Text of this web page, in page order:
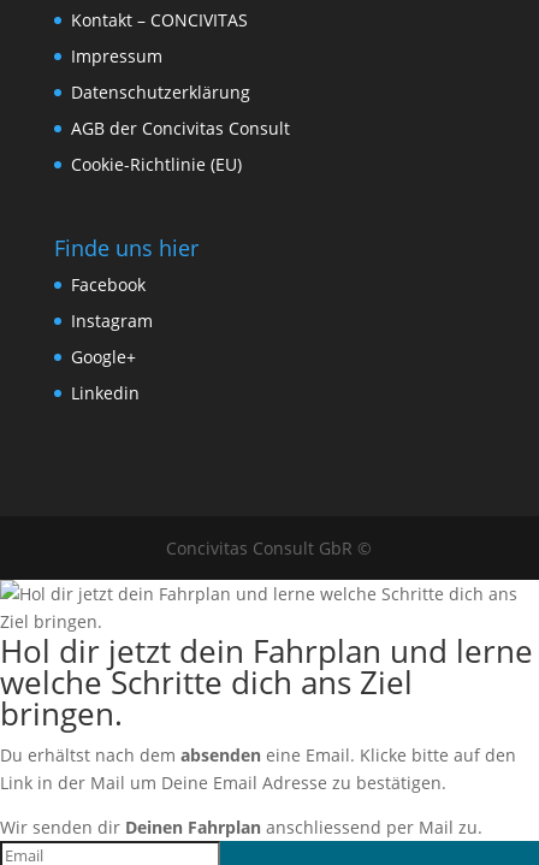
Kontakt – CONCIVITAS
Impressum
Datenschutzerklärung
AGB der Concivitas Consult
Cookie-Richtlinie (EU)
Finde uns hier
Facebook
Instagram
Google+
Linkedin
Concivitas Consult GbR ©
Hol dir jetzt dein Fahrplan und lerne
welche Schritte dich ans Ziel
bringen.
Du erhältst nach dem absenden eine Email. Klicke bitte auf den
Link in der Mail um Deine Email Adresse zu bestätigen.
Wir senden dir Deinen Fahrplan anschliessend per Mail zu.